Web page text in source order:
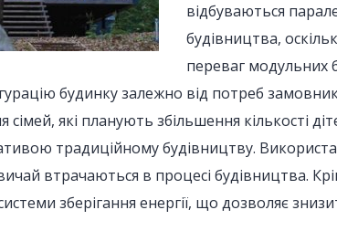
відбуваються
будівництва,
переваг модульних
будинку залежно від потреб
які планують збільшення кількості
традиційному будівництву.
втрачаються в процесі
зберігання енергії, що дозволяє